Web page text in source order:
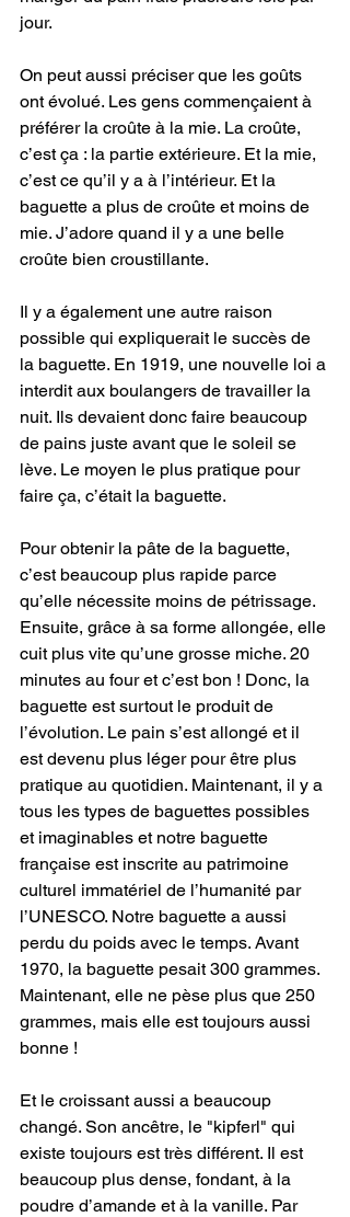
jour.
On peut aussi préciser que les goûts
ont évolué. Les gens commençaient à
préférer la croûte à la mie. La croûte,
c’est ça : la partie extérieure. Et la mie,
c’est ce qu’il y a à l’intérieur. Et la
baguette a plus de croûte et moins de
mie. J’adore quand il y a une belle
croûte bien croustillante.
Il y a également une autre raison
possible qui expliquerait le succès de
la baguette. En 1919, une nouvelle loi a
interdit aux boulangers de travailler la
nuit. Ils devaient donc faire beaucoup
de pains juste avant que le soleil se
lève. Le moyen le plus pratique pour
faire ça, c’était la baguette.
Pour obtenir la pâte de la baguette,
c’est beaucoup plus rapide parce
qu’elle nécessite moins de pétrissage.
Ensuite, grâce à sa forme allongée, elle
cuit plus vite qu’une grosse miche. 20
minutes au four et c’est bon ! Donc, la
baguette est surtout le produit de
l’évolution. Le pain s’est allongé et il
est devenu plus léger pour être plus
pratique au quotidien. Maintenant, il y a
tous les types de baguettes possibles
et imaginables et notre baguette
française est inscrite au patrimoine
culturel immatériel de l’humanité par
l’UNESCO. Notre baguette a aussi
perdu du poids avec le temps. Avant
1970, la baguette pesait 300 grammes.
Maintenant, elle ne pèse plus que 250
grammes, mais elle est toujours aussi
bonne !
Et le croissant aussi a beaucoup
changé. Son ancêtre, le "kipferl" qui
existe toujours est très différent. Il est
beaucoup plus dense, fondant, à la
poudre d’amande et à la vanille. Par